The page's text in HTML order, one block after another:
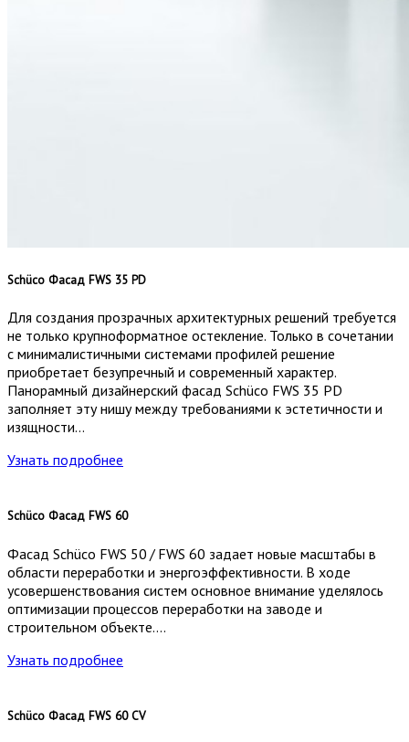
Schüco Фасад FWS 35 PD
Для создания прозрачных архитектурных решений требуется
не только крупноформатное остекление. Только в сочетании
с минималистичными системами профилей решение
приобретает безупречный и современный характер.
Панорамный дизайнерский фасад Schüco FWS 35 PD
заполняет эту нишу между требованиями к эстетичности и
изящности…
Узнать подробнее
Schüco Фасад FWS 60
Фасад Schüco FWS 50 / FWS 60 задает новые масштабы в
области переработки и энергоэффективности. В ходе
усовершенствования систем основное внимание уделялось
оптимизации процессов переработки на заводе и
строительном объекте….
Узнать подробнее
Schüco Фасад FWS 60 CV